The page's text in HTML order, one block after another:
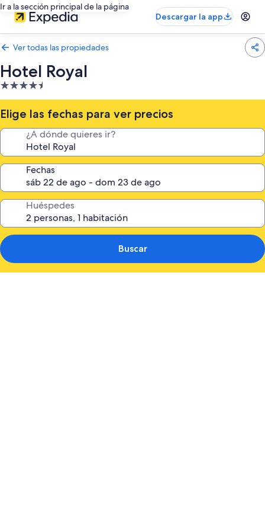
Ir a la sección principal de la página
Descargar la app
Ver todas las propiedades
Hotel Royal
Propiedad
de
4.5
estrellas
Elige las fechas para ver precios
¿A dónde quieres ir?
Fechas
Huéspedes
Buscar